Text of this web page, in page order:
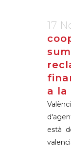
17
a la
està